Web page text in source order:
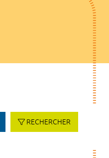
RECHERCHER